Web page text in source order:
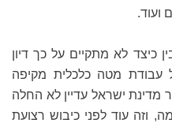
ועוד.
כיצד לא מתקיים על כך דיון
עבודת מטה כלכלית מקיפה
מדינת ישראל עדיין לא החלה
וזה עוד לפני כיבוש רצועת